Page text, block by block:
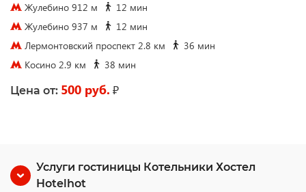
Жулебино 912 м
12 мин
Жулебино 937 м
12 мин
Лермонтовский проспект 2.8 км
36 мин
Косино 2.9 км
38 мин
Цена от: 500 руб. ₽
Услуги гостиницы Котельники Хостел
Hotelhot